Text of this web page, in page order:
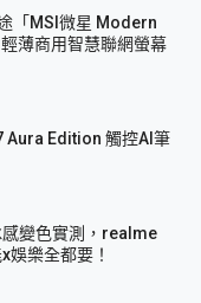
「MSI微星 Modern
薄商用智慧聯網螢幕
Aura Edition 觸控AI筆
變色實測，realme
娛樂全都要！